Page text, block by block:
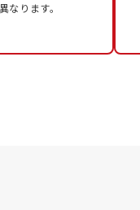
ります。